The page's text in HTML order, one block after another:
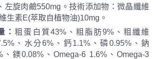
左旋肉鹼550mg。技術添加物：微晶纖維
生素E(萃取自植物油)10mg。
：粗蛋白質43%、粗脂肪9%、粗纖維
、水分6%、鈣1.1%、磷0.95%、鈉
、鎂0.08%、Omega-6 1.6%、Omega-3